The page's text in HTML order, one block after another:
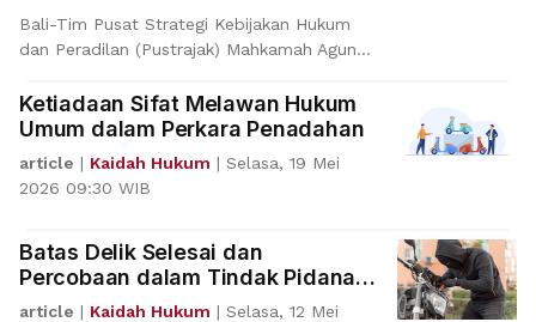
Bali-Tim Pusat Strategi Kebijakan Hukum
dan Peradilan (Pustrajak) Mahkamah Agung
Ketiadaan Sifat Melawan Hukum
Umum dalam Perkara Penadahan
article | Kaidah Hukum | Selasa, 19 Mei
2026 09:30 WIB
Batas Delik Selesai dan
Percobaan dalam Tindak Pidana
Pencurian
article | Kaidah Hukum | Selasa, 12 Mei